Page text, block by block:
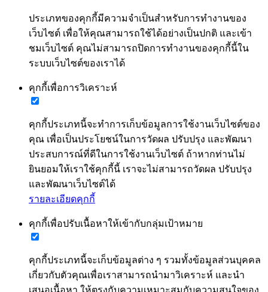
ประเภทของคุกกี้มีความจำเป็นสำหรับการทำงานของ
เว็บไซต์ เพื่อให้คุณสามารถใช้ได้อย่างเป็นปกติ และเข้า
ชมเว็บไซต์ คุณไม่สามารถปิดการทำงานของคุกกี้นี้ใน
ระบบเว็บไซต์ของเราได้
คุกกี้เพื่อการวิเคราะห์
คุกกี้ประเภทนี้จะทำการเก็บข้อมูลการใช้งานเว็บไซต์ของ
คุณ เพื่อเป็นประโยชน์ในการวัดผล ปรับปรุง และพัฒนา
ประสบการณ์ที่ดีในการใช้งานเว็บไซต์ ถ้าหากท่านไม่
ยินยอมให้เราใช้คุกกี้นี้ เราจะไม่สามารถวัดผล ปรับปรุง
และพัฒนาเว็บไซต์ได้
รายละเอียดคุกกี้
คุกกี้เพื่อปรับเนื้อหาให้เข้ากับกลุ่มเป้าหมาย
คุกกี้ประเภทนี้จะเก็บข้อมูลต่าง ๆ รวมทั้งข้อมูลส่วนบุคคล
เกี่ยวกับตัวคุณเพื่อเราสามารถนำมาวิเคราะห์ และนำ